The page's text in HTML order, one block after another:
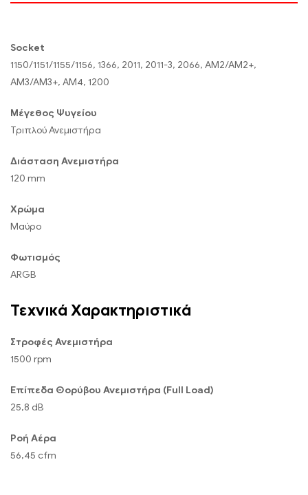
Socket
1150/1151/1155/1156, 1366, 2011, 2011-3, 2066, AM2/AM2+,
AM3/AM3+, AM4, 1200
Μέγεθος Ψυγείου
Τριπλού Ανεμιστήρα
Διάσταση Ανεμιστήρα
120 mm
Χρώμα
Μαύρο
Φωτισμός
ARGB
Τεχνικά Χαρακτηριστικά
Στροφές Ανεμιστήρα
1500 rpm
Επίπεδα Θορύβου Ανεμιστήρα (Full Load)
25,8 dB
Ροή Αέρα
56,45 cfm